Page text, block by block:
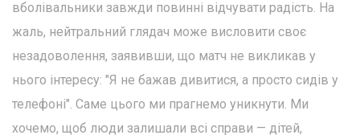
вболівальники завжди повинні відчувати радість. На
жаль, нейтральний глядач може висловити своє
незадоволення, заявивши, що матч не викликав у
нього інтересу: "Я не бажав дивитися, а просто сидів у
телефоні". Саме цього ми прагнемо уникнути. Ми
хочемо, щоб люди залишали всі справи — дітей,